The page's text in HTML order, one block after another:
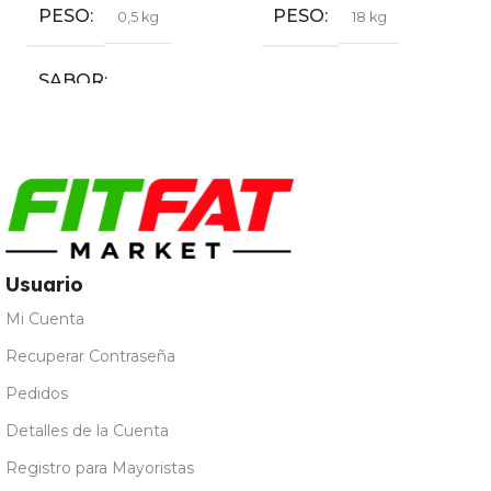
PESO 20 kg SABOR
Usuario
Mi Cuenta
Recuperar Contraseña
Pedidos
Detalles de la Cuenta
Registro para Mayoristas